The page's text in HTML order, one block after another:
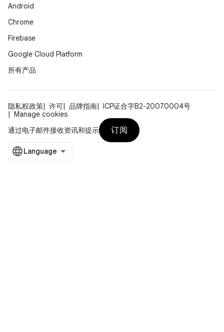
Android
Chrome
Firebase
Google Cloud Platform
所有产品
隐私权政策 许可 品牌指南
ICP证合字B2-20070004号
Manage cookies
通过电子邮件接收资讯和提示
订阅